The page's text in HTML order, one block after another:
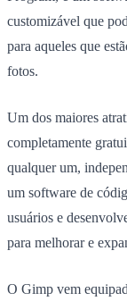
customizável que
para aqueles que
fotos.
Um dos maiores
completamente
qualquer um,
um software de
usuários e
para melhorar e
O Gimp vem